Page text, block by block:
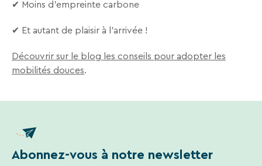
✔ Moins d’empreinte carbone
✔ Et autant de plaisir à l’arrivée !
Découvrir sur le blog les conseils pour adopter les
mobilités douces.
Abonnez-vous à notre newsletter
des
de
désinscription
contact-
RGPD@vtf-
vacances.com.